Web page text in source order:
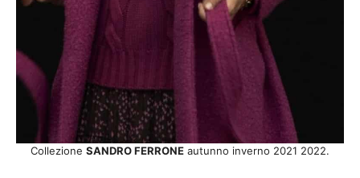
Collezione SANDRO FERRONE autunno inverno 2021 2022.